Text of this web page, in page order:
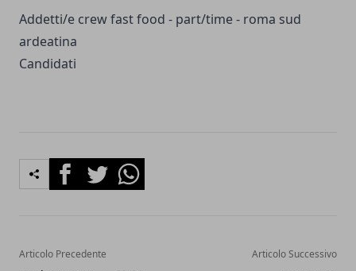
Addetti/e crew fast food - part/time - roma sud
ardeatina
Candidati
FacebookTwitterWhatsapp
Articolo Precedente Articolo Successivo